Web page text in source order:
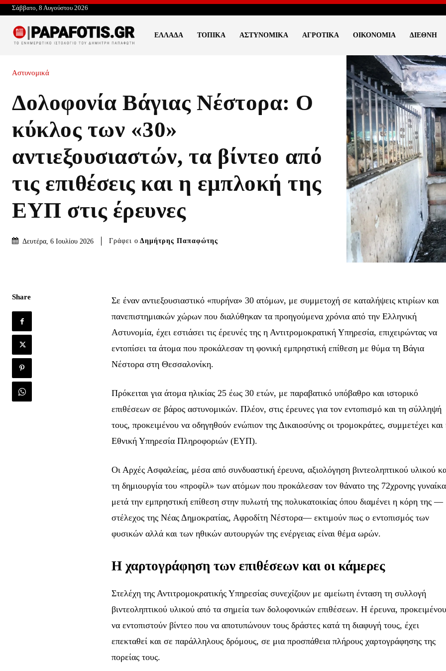
Σάββατο, 8 Αυγούστου 2026
ΕΛΛΆΔΑ ΤΟΠΙΚΆ ΑΣΤΥΝΟΜΙΚΆ ΑΓΡΟΤΙΚΆ ΟΙΚΟΝΟΜΊΑ ΔΙΕΘΝΉ
Αστυνομικά
Δολοφονία Βάγιας Νέστορα: Ο
κύκλος των «30»
αντιεξουσιαστών, τα βίντεο από
τις επιθέσεις και η εμπλοκή της
ΕΥΠ στις έρευνες
Δευτέρα, 6 Ιουλίου 2026 Γράφει ο Δημήτρης Παπαφώτης
Share
Σε έναν αντιεξουσιαστικό «πυρήνα» 30 ατόμων, με συμμετοχή σε καταλήψεις κτιρίων και
πανεπιστημιακών χώρων που διαλύθηκαν τα προηγούμενα χρόνια από την Ελληνική
Αστυνομία, έχει εστιάσει τις έρευνές της η Αντιτρομοκρατική Υπηρεσία, επιχειρώντας να
εντοπίσει τα άτομα που προκάλεσαν τη φονική εμπρηστική επίθεση με θύμα τη Βάγια
Νέστορα στη Θεσσαλονίκη.
Πρόκειται για άτομα ηλικίας 25 έως 30 ετών, με παραβατικό υπόβαθρο και ιστορικό
επιθέσεων σε βάρος αστυνομικών. Πλέον, στις έρευνες για τον εντοπισμό και τη σύλληψή
τους, προκειμένου να οδηγηθούν ενώπιον της Δικαιοσύνης οι τρομοκράτες, συμμετέχει και
Εθνική Υπηρεσία Πληροφοριών (ΕΥΠ).
Οι Αρχές Ασφαλείας, μέσα από συνδυαστική έρευνα, αξιολόγηση βιντεοληπτικού υλικού
τη δημιουργία του «προφίλ» των ατόμων που προκάλεσαν τον θάνατο της 72χρονης
μετά την εμπρηστική επίθεση στην πυλωτή της πολυκατοικίας όπου διαμένει η κόρη της —
στέλεχος της Νέας Δημοκρατίας, Αφροδίτη Νέστορα— εκτιμούν πως ο εντοπισμός των
φυσικών αλλά και των ηθικών αυτουργών της ενέργειας είναι θέμα ωρών.
Η χαρτογράφηση των επιθέσεων και οι κάμερες
Στελέχη της Αντιτρομοκρατικής Υπηρεσίας συνεχίζουν με αμείωτη ένταση τη συλλογή
βιντεοληπτικού υλικού από τα σημεία των δολοφονικών επιθέσεων. Η έρευνα, προκειμένου
να εντοπιστούν βίντεο που να αποτυπώνουν τους δράστες κατά τη διαφυγή τους, έχει
επεκταθεί και σε παράλληλους δρόμους, σε μια προσπάθεια πλήρους χαρτογράφησης της
πορείας τους.